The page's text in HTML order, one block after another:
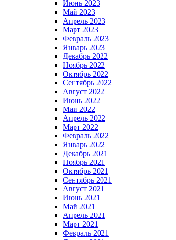
Июнь 2023
Май 2023
Апрель 2023
Март 2023
Февраль 2023
Январь 2023
Декабрь 2022
Ноябрь 2022
Октябрь 2022
Сентябрь 2022
Август 2022
Июнь 2022
Май 2022
Апрель 2022
Март 2022
Февраль 2022
Январь 2022
Декабрь 2021
Ноябрь 2021
Октябрь 2021
Сентябрь 2021
Август 2021
Июнь 2021
Май 2021
Апрель 2021
Март 2021
Февраль 2021